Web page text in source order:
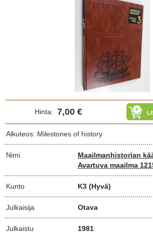
Hinta: 7,00 €
Alkuteos: Milestones of history
Nimi
Maailmanhistorian
Avartuva maailma
Kunto K3 (Hyvä)
Julkaisija Otava
Julkaistu 1981